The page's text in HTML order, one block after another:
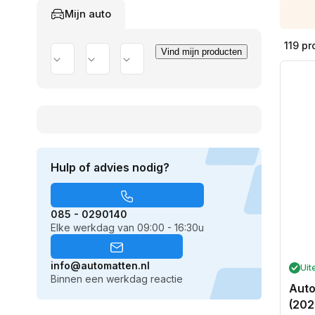
Mijn auto
Model Uitvoering
Vind mijn producten
Hulp of advies nodig?
085 - 0290140
Elke werkdag van 09:00 - 16:30u
info@automatten.nl
Binnen een werkdag reactie
119